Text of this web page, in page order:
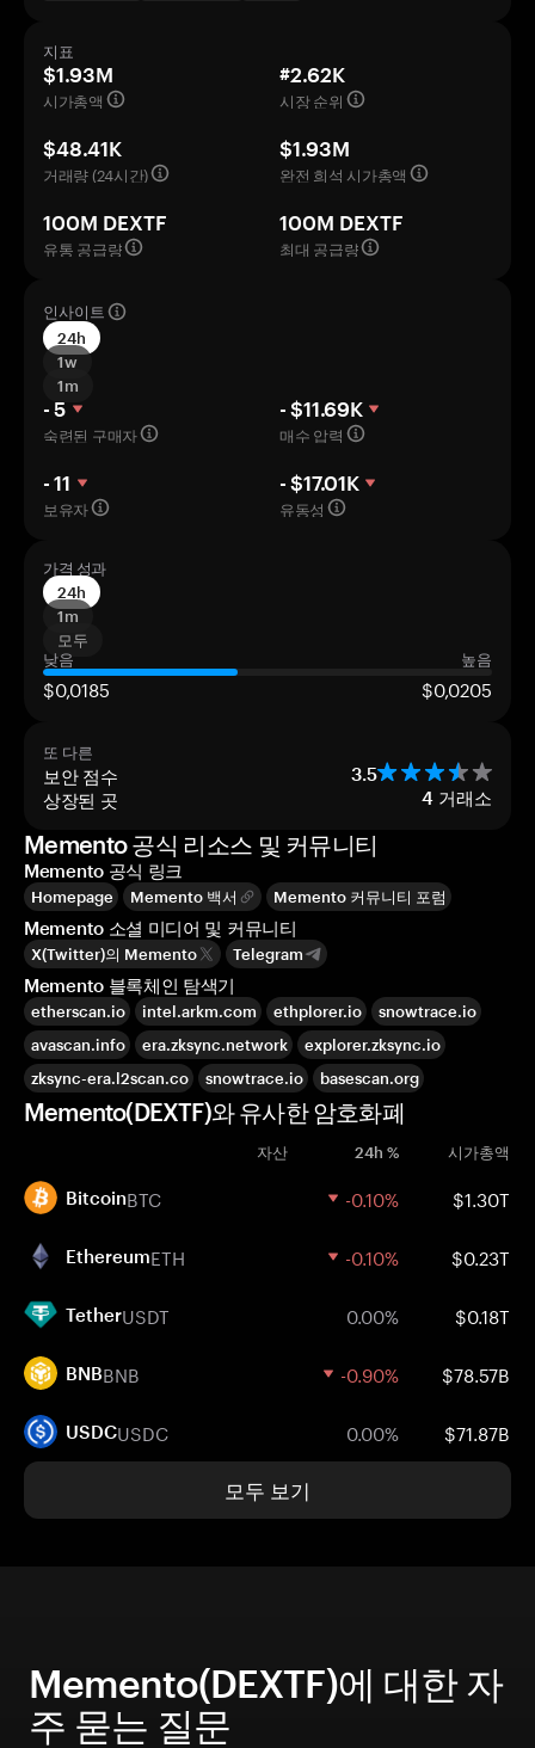
지표
$1.93M
시가총액
#2.62K
시장 순위
$48.41K
거래량 (24시간)
$1.93M
완전 희석 시가총액
100M DEXTF
유통 공급량
100M DEXTF
최대 공급량
인사이트
24h
1w
1m
- 5
숙련된 구매자
- $11.69K
매수 압력
- 11
보유자
- $17.01K
유동성
가격 성과
24h
1m
모두
낮음
높음
$0,0185 $0,0205
또 다른
보안 점수 3.5
상장된 곳 4 거래소
Memento 공식 리소스 및 커뮤니티
Memento 공식 링크
Homepage Memento 백서 Memento 커뮤니티 포럼
Memento 소셜 미디어 및 커뮤니티
X(Twitter)의 Memento Telegram
Memento 블록체인 탐색기
etherscan.io intel.arkm.com ethplorer.io
snowtrace.io
avascan.info
era.zksync.network
explorer.zksync.io
zksync-era.l2scan.co
snowtrace.io basescan.org
Memento(DEXTF)와 유사한 암호화폐
자산 24h % 시가총액
BitcoinBTC -0.10% $1.30T
EthereumETH -0.10% $0.23T
TetherUSDT 0.00% $0.18T
BNBBNB -0.90% $78.57B
USDCUSDC 0.00% $71.87B
모두 보기
Memento(DEXTF)에 대한 자
주 묻는 질문